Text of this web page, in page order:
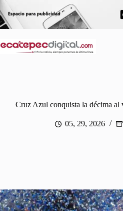
al
contenido
Cruz Azul conquista la décima al
05, 29, 2026